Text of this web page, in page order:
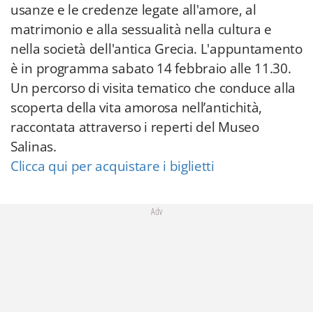
usanze e le credenze legate all'amore, al
matrimonio e alla sessualità nella cultura e
nella società dell'antica Grecia. L'appuntamento
è in programma sabato 14 febbraio alle 11.30.
Un percorso di visita tematico che conduce alla
scoperta della vita amorosa nell’antichità,
raccontata attraverso i reperti del Museo
Salinas.
Clicca qui per acquistare i biglietti
Adv